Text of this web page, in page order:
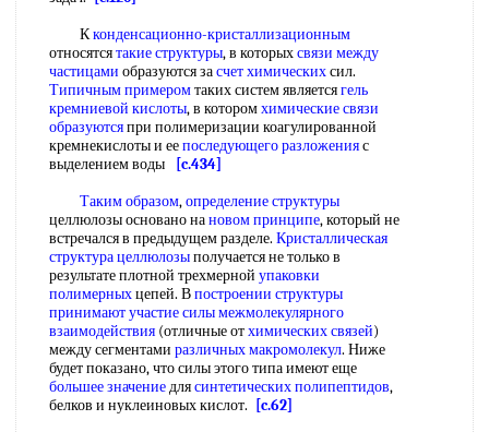
Кконденсационно-кристаллизационным
относятсятакие структуры, в которыхсвязи между
частицами образуются засчет химическихсил.
Типичным примеромтаких систем являетсягель
кремниевой кислоты, в которомхимические связи
образуютсяпри полимеризации коагулированной
кремнекислоты и еепоследующего разложенияс
выделением воды
[c.434]
Таким образом,определение структуры
целлюлозы основано нановом принципе, который не
встречался в предыдущем разделе. Кристаллическая
структура целлюлозыполучается не только в
результате плотной трехмерной упаковки
полимерныхцепей. Впостроении структуры
принимают участиесилы межмолекулярного
взаимодействия (отличные отхимических связей)
между сегментами различных макромолекул. Ниже
будет показано, что силы этого типа имеют еще
большее значениедлясинтетических полипептидов,
белков и нуклеиновых кислот.
[c.62]